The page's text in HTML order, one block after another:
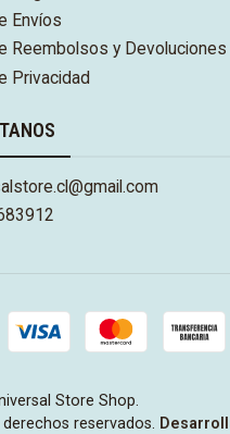
Envíos
Reembolsos y Devoluciones
Privacidad
Store Shop.
reservados.